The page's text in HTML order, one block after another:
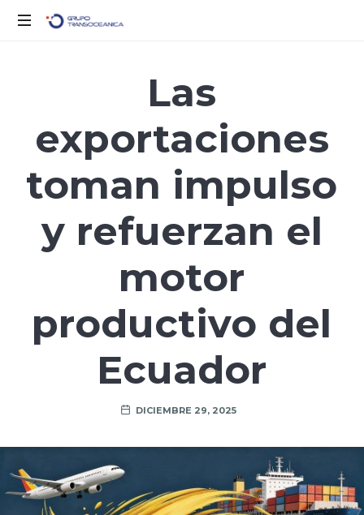
en
Movimiento
Las
exportaciones
toman impulso
y refuerzan el
motor
productivo del
Ecuador
DICIEMBRE 29, 2025